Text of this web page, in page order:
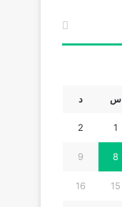
س د
1
2
8
9
15
16